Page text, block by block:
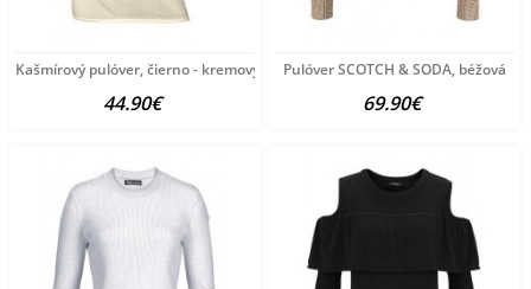
Kašmírový pulóver, čierno - kremový
44.90€
Pulóver SCOTCH & SODA, béžová
69.90€